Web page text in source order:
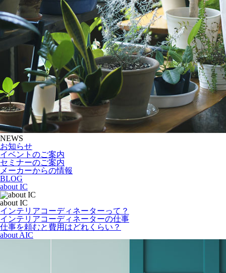
NEWS
お知らせ
イベントのご案内
セミナーのご案内
メーカーからの情報
BLOG
about IC
about IC
インテリアコーディネーターって？
インテリアコーディネーターの仕事
仕事を頼むと費用はどれくらい？
about AIC